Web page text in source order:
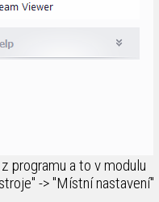
programu a to v modulu
-> "Místní nastavení"